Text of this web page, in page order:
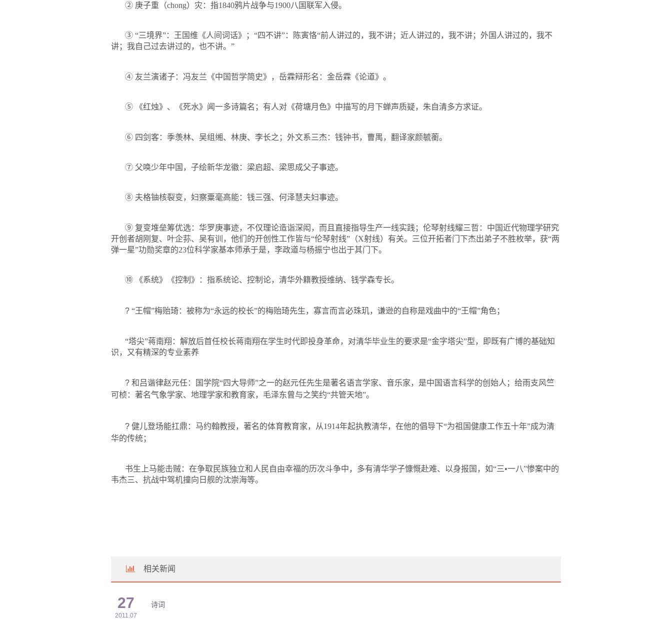
② 庚子重（chong）灾：指1840鸦片战争与1900八国联军入侵。
③ “三境界”：王国维《人间词话》；“四不讲”：陈寅恪“前人讲过的，我不讲；近人讲过的，我不讲；外国人讲过的，我不
讲；我自己过去讲过的，也不讲。”
④ 友兰演诸子：冯友兰《中国哲学简史》，岳霖辩形名：金岳霖《论道》。
⑤ 《红烛》、《死水》闻一多诗篇名；有人对《荷塘月色》中描写的月下蝉声质疑，朱自清多方求证。
⑥ 四剑客：季羡林、吴组缃、林庚、李长之；外文系三杰：钱钟书，曹禺，翻译家颜毓蘅。
⑦ 父唤少年中国，子绘新华龙徽：梁启超、梁思成父子事迹。
⑧ 夫格铀核裂变，妇察粟毫高能：钱三强、何泽慧夫妇事迹。
⑨ 复变堆垒筹优选：华罗庚事迹，不仅理论造诣深闳，而且直接指导生产一线实践；伦琴射线耀三哲：中国近代物理学研究
开创者胡刚复、叶企荪、吴有训，他们的开创性工作皆与“伦琴射线”（X射线）有关。三位开拓者门下杰出弟子不胜枚举，获“两
弹一星”功勋奖章的23位科学家基本师承于是，李政道与杨振宁也出于其门下。
⑩ 《系统》《控制》：指系统论、控制论，清华外籍教授维纳、钱学森专长。
? “王帽”梅贻琦：被称为“永远的校长”的梅贻琦先生，寡言而言必珠玑，谦逊的自称是戏曲中的“王帽”角色；
“塔尖”蒋南翔：解放后首任校长蒋南翔在学生时代即投身革命，对清华毕业生的要求是“金字塔尖”型，即既有广博的基础知
识，又有精深的专业素养
? 和吕谐律赵元任：国学院“四大导师”之一的赵元任先生是著名语言学家、音乐家，是中国语言科学的创始人；给雨支风竺
可桢：著名气象学家、地理学家和教育家，毛泽东曾与之笑约“共管天地”。
? 健儿登场能扛鼎：马约翰教授，著名的体育教育家，从1914年起执教清华，在他的倡导下“为祖国健康工作五十年”成为清
华的传统；
书生上马能击贼：在争取民族独立和人民自由幸福的历次斗争中，多有清华学子慷慨赴难、以身报国，如“三•一八”惨案中的
韦杰三、抗战中驾机撞向日舰的沈崇海等。
相关新闻
27
2011.07
诗词